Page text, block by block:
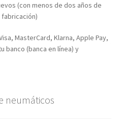
(con menos de dos años de
MasterCard, Klarna, Apple Pay,
banco (banca en línea) y
neumáticos